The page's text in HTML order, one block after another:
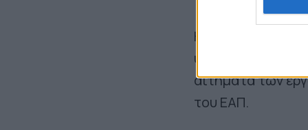
Η παράταξη
υπευθυνότητα
αιτήματα των
του ΕΑΠ.